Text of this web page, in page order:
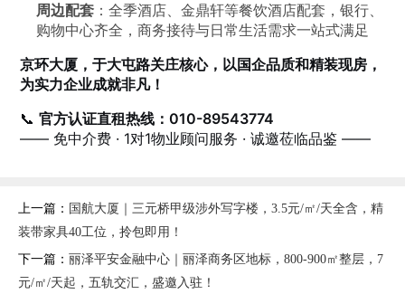
周边配套 ：全季酒店、金鼎轩等餐饮酒店配套，银行、
购物中心齐全，商务接待与日常生活需求一站式满足
京环大厦，于大屯路关庄核心，以国企品质和精装现房，
为实力企业成就非凡！
📞官方认证直租热线：010-89543774
—— 免中介费 · 1对1物业顾问服务 · 诚邀莅临品鉴 ——
上一篇： 国航大厦｜三元桥甲级涉外写字楼，3.5元/㎡/天全含，精
装带家具40工位，拎包即用！
下一篇： 丽泽平安金融中心｜丽泽商务区地标，800-900㎡整层，7
元/㎡/天起，五轨交汇，盛邀入驻！